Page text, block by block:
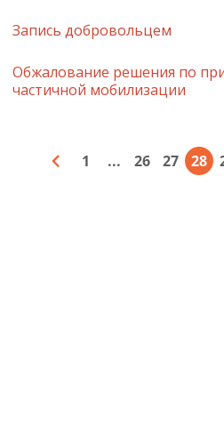
Запись добровольцем
Обжалование решения по
частичной мобилизации
1 ... 26 27 28